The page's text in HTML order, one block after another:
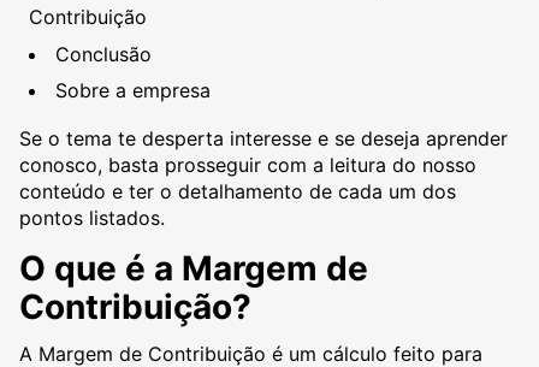
Contribuição
Conclusão
Sobre a empresa
Se o tema te desperta interesse e se deseja aprender
conosco, basta prosseguir com a leitura do nosso
conteúdo e ter o detalhamento de cada um dos
pontos listados.
O que é a Margem de
Contribuição?
A Margem de Contribuição é um cálculo feito para